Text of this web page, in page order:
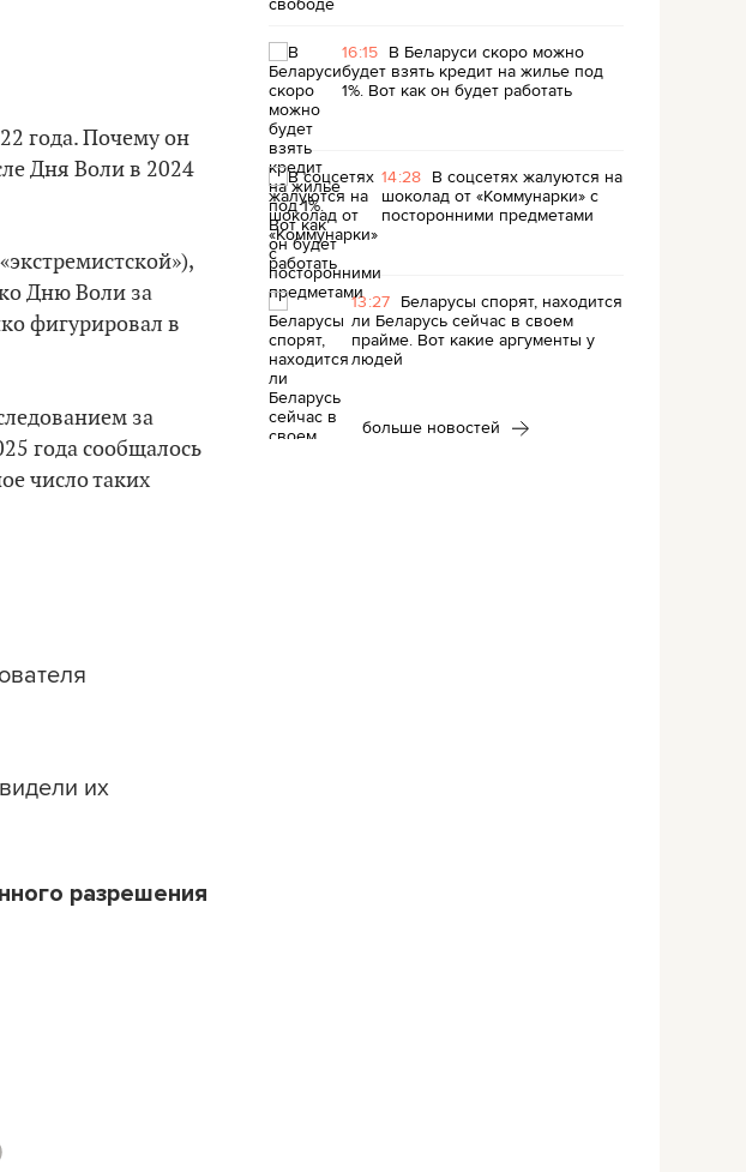
года. Почему он
Дня Воли в 2024
Дню Воли за
фигурировал в
за
года сообщалось
число таких
их
разрешения
16:15 В Беларуси скоро можно
будет взять кредит на жилье под
1%. Вот как он будет работать
14:28 В соцсетях жалуются на
шоколад от «Коммунарки» с
посторонними предметами
13:27 Беларусы спорят, находится
ли Беларусь сейчас в своем
прайме. Вот какие аргументы у
людей
больше новостей